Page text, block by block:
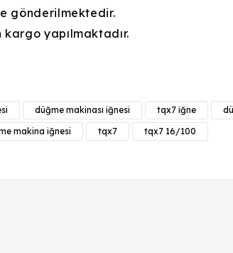
gönderilmektedir.
yapılmaktadır.
veya görüntülenemiyor.
bilgiler bulunuyor.
düğme makinası iğnesi tqx7 iğne
makina iğnesi
tqx7 tqx7 16/100